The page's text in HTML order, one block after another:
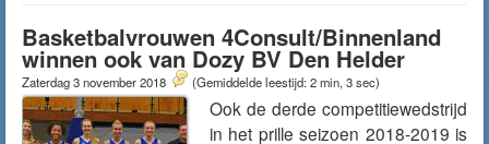
Basketbalvrouwen 4Consult/Binnenland
winnen ook van Dozy BV Den Helder
Zaterdag 3 november 2018 (Gemiddelde leestijd: 2 min, 3 sec)
Ook de derde competitiewedstrijd
in het prille seizoen 2018-2019 is